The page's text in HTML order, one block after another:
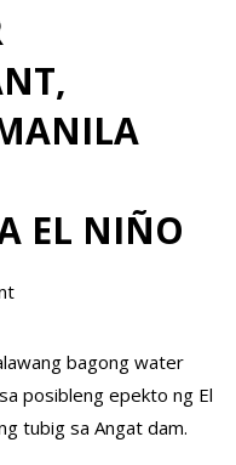
EL NIÑO
bagong water
posibleng epekto ng El
tubig sa Angat dam.